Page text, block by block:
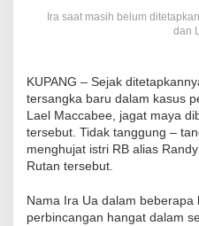
Ira saat masih belum
dan
KUPANG – Sejak
tersangka baru dalam kasus
Lael Maccabee, jagat maya
tersebut. Tidak tanggung –
menghujat istri RB alias
Rutan tersebut.
Nama Ira Ua dalam
perbincangan hangat dalam